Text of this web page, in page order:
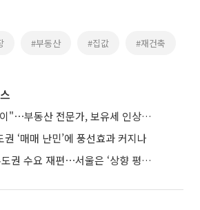
#부동산 #집값 #재건축
"문 정부 실패 되풀이"⋯부동산 전문가, 보유세 인상에 우려
‘매매 난민’에 풍선효과 커지나
규제지역 확대에 수도권 수요 재편⋯서울은 ‘상향 평준화’